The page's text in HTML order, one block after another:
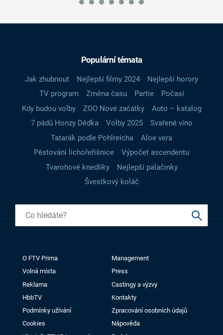
Populární témata
Jak zhubnout Nejlepší filmy 2024
Nejlepší horory
TV program
Změna času Partie
Počasí
Kdy budou volby
ZOO Nové začátky
Auto – katalog
7 pádů Honzy Dědka
Volby 2025
Svařené víno
Tatarák podle Pohlreicha
Aloe vera
Pěstování lichořeřišnice
Výpočet ascendentu
Tvarohové knedlíky
Nejlepší palačinky
Švestkový koláč
O FTV Prima
Management
Volná místa
Press
Reklama
Castingy a výzvy
HbbTV
Kontakty
Podmínky užívání
Zpracování osobních údajů
Cookies
Nápověda